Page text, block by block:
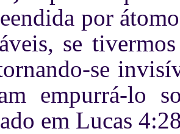
por
se
se
empurrá-lo
em Lucas